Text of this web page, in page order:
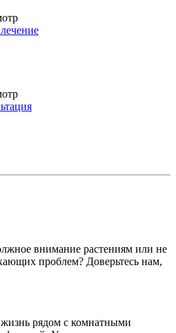
внимание растениям или не
проблем? Доверьтесь нам,
рядом с комнатными